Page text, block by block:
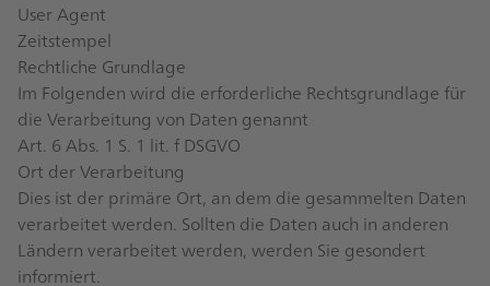
User Agent
Zeitstempel
Rechtliche Grundlage
Im Folgenden wird die erforderliche Rechtsgrundlage für
die Verarbeitung von Daten genannt
Art. 6 Abs. 1 S. 1 lit. f DSGVO
Ort der Verarbeitung
Dies ist der primäre Ort, an dem die gesammelten Daten
verarbeitet werden. Sollten die Daten auch in anderen
Ländern verarbeitet werden, werden Sie gesondert
informiert.